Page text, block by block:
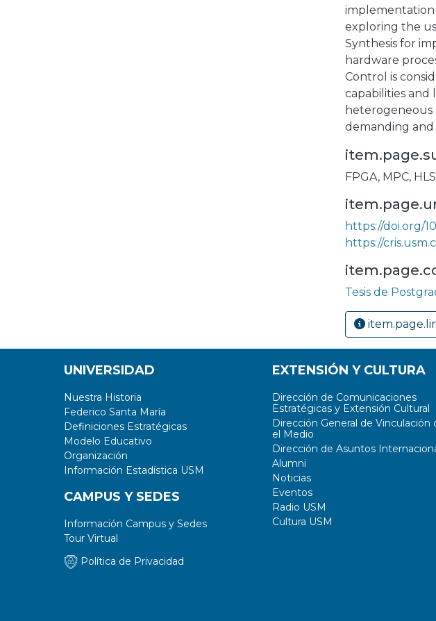
implementation
exploring the
Synthesis for
hardware
Control is
capabilities and
heterogeneous
demanding
FPGA, MPC, HLS
https://doi.org/
https://
Tesis de
UNIVERSIDAD
Nuestra Historia
Federico Santa María
Definiciones Estratégicas
Modelo Educativo
Organización
Información Estadística USM
CAMPUS Y SEDES
Información Campus y Sedes
Tour Virtual
Política de Privacidad
EXTENSIÓN Y CULTURA
Dirección de Comunicaciones
Estratégicas y Extensión Cultural
Dirección General de Vinculación
el Medio
Dirección de Asuntos
Alumni
Noticias
Eventos
Radio USM
Cultura USM